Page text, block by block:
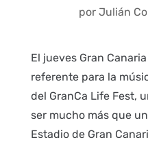
porJulián
El jueves Gran
referente para la
del GranCa Life Fest,
ser mucho más que
Estadio de Gran